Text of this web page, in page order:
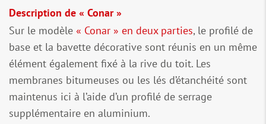
Description de « Conar »
Sur le modèle « Conar » en deux parties, le profilé de
base et la bavette décorative sont réunis en un même
élément également fixé à la rive du toit. Les
membranes bitumeuses ou les lés d’étanchéité sont
maintenus ici à l’aide d’un profilé de serrage
supplémentaire en aluminium.